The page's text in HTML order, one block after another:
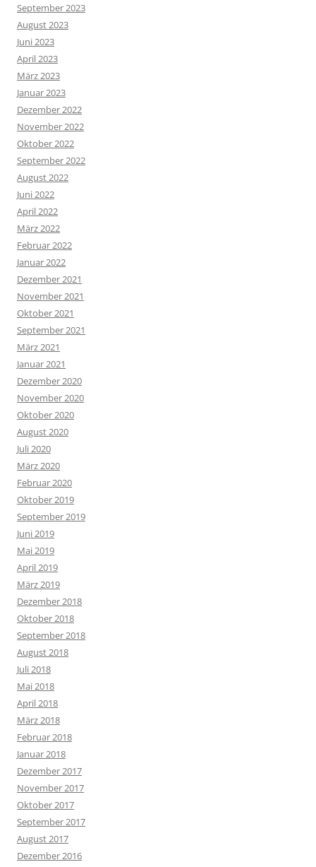
September 2023
August 2023
Juni 2023
April 2023
März 2023
Januar 2023
Dezember 2022
November 2022
Oktober 2022
September 2022
August 2022
Juni 2022
April 2022
März 2022
Februar 2022
Januar 2022
Dezember 2021
November 2021
Oktober 2021
September 2021
März 2021
Januar 2021
Dezember 2020
November 2020
Oktober 2020
August 2020
Juli 2020
März 2020
Februar 2020
Oktober 2019
September 2019
Juni 2019
Mai 2019
April 2019
März 2019
Dezember 2018
Oktober 2018
September 2018
August 2018
Juli 2018
Mai 2018
April 2018
März 2018
Februar 2018
Januar 2018
Dezember 2017
November 2017
Oktober 2017
September 2017
August 2017
Dezember 2016